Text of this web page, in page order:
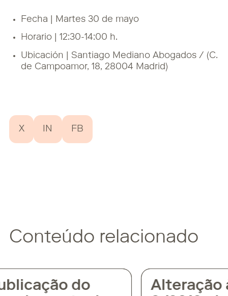
Fecha | Martes 30 de mayo
Horario | 12:30-14:00 h.
Ubicación | Santiago Mediano Abogados /(C.
de Campoamor, 18, 28004 Madrid)
X IN FB
Conteúdo relacionado
do
Alteração